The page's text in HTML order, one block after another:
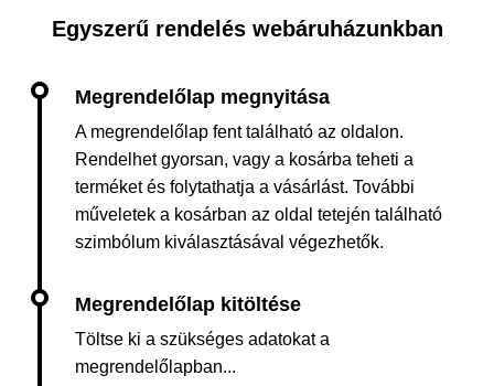
Egyszerű rendelés webáruházunkban
A megrendelőlap fent található az oldalon.
Rendelhet gyorsan, vagy a kosárba teheti a
terméket és folytathatja a vásárlást. További
műveletek a kosárban az oldal tetején található
szimbólum kiválasztásával végezhetők.
Töltse ki a szükséges adatokat a
megrendelőlapban...